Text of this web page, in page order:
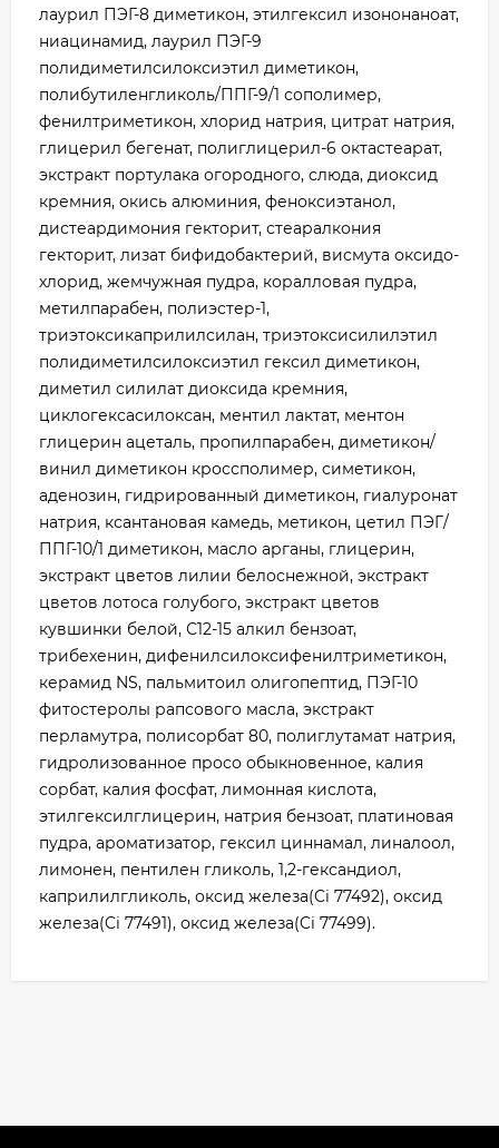
лаурил ПЭГ-8 диметикон, этилгексил изононаноат,
ниацинамид, лаурил ПЭГ-9
полидиметилсилоксиэтил диметикон,
полибутиленгликоль/ППГ-9/1 сополимер,
фенилтриметикон, хлорид натрия, цитрат натрия,
глицерил бегенат, полиглицерил-6 октастеарат,
экстракт портулака огородного, слюда, диоксид
кремния, окись алюминия, феноксиэтанол,
дистеардимония гекторит, стеаралкония
гекторит, лизат бифидобактерий, висмута оксидо-
хлорид, жемчужная пудра, коралловая пудра,
метилпарабен, полиэстер-1,
триэтоксикаприлилсилан, триэтоксисилилэтил
полидиметилсилоксиэтил гексил диметикон,
диметил силилат диоксида кремния,
циклогексасилоксан, ментил лактат, ментон
глицерин ацеталь, пропилпарабен, диметикон/
винил диметикон кроссполимер, симетикон,
аденозин, гидрированный диметикон, гиалуронат
натрия, ксантановая камедь, метикон, цетил ПЭГ/
ППГ-10/1 диметикон, масло арганы, глицерин,
экстракт цветов лилии белоснежной, экстракт
цветов лотоса голубого, экстракт цветов
кувшинки белой, С12-15 алкил бензоат,
трибехенин, дифенилсилоксифенилтриметикон,
керамид NS, пальмитоил олигопептид, ПЭГ-10
фитостеролы рапсового масла, экстракт
перламутра, полисорбат 80, полиглутамат натрия,
гидролизованное просо обыкновенное, калия
сорбат, калия фосфат, лимонная кислота,
этилгексилглицерин, натрия бензоат, платиновая
пудра, ароматизатор, гексил циннамал, линалоол,
лимонен, пентилен гликоль, 1,2-гександиол,
каприлилгликоль, оксид железа(Ci 77492), оксид
железа(Ci 77491), оксид железа(Ci 77499).